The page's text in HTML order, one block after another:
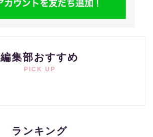
編集部おすすめ
PICK UP
ランキング